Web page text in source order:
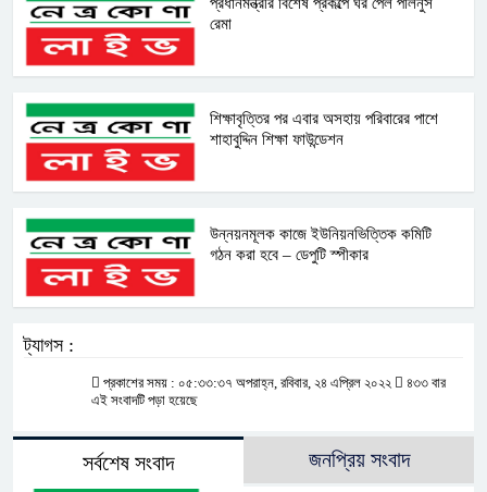
প্রধানমন্ত্রীর বিশেষ প্রকল্পে ঘর পেল পলিনুস
রেমা
শিক্ষাবৃত্তির পর এবার অসহায় পরিবারের পাশে
শাহাবুদ্দিন শিক্ষা ফাউন্ডেশন
উন্নয়নমূলক কাজে ইউনিয়নভিত্তিক কমিটি
গঠন করা হবে – ডেপুটি স্পীকার
ট্যাগস :
প্রকাশের সময় : ০৫:৩৩:৩৭ অপরাহ্ন, রবিবার, ২৪ এপ্রিল ২০২২
৪৩৩ বার
এই সংবাদটি পড়া হয়েছে
সর্বশেষ সংবাদ জনপ্রিয় সংবাদ